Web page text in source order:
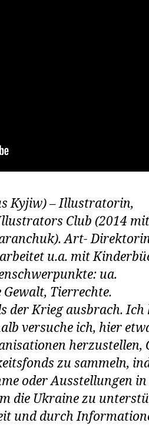
Kyjiw) – Illustratorin,
Club (2014
Art-
arbeitet u.a. mit
ua.
Tierrechte.
der Krieg ausbrach. Ich
versuche ich, hier
herzustellen,
zu sammeln,
oder Ausstellungen
die Ukraine zu
und durch